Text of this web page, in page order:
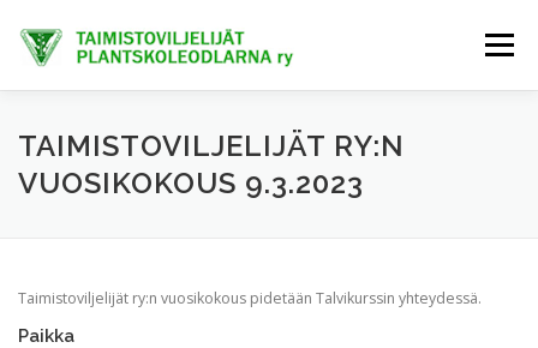
sisältöön
Valikko
ETUSIVU TIETOA MEISTÄ AJANKOHTAISTA
TAIMISTOVILJELIJÄT RY:N
VUOSIKOKOUS 9.3.2023
Taimistoviljelijät ry:n vuosikokous pidetään Talvikurssin yhteydessä.
Paikka